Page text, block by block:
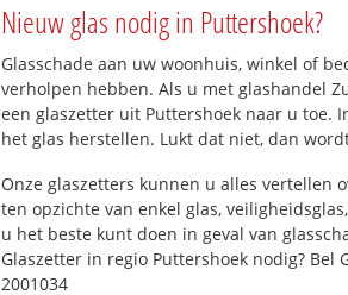
Nieuw glas nodig in Puttershoek?
Glasschade aan uw woonhuis, winkel of
verholpen hebben. Als u met glashandel
een glaszetter uit Puttershoek naar u toe.
het glas herstellen. Lukt dat niet, dan
Onze glaszetters kunnen u alles vertellen
ten opzichte van enkel glas,
u het beste kunt doen in geval van
Glaszetter in regio Puttershoek nodig? Bel
2001034